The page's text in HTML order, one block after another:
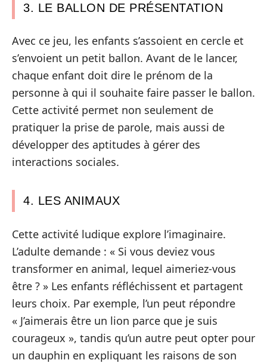
3. LE BALLON DE PRÉSENTATION
Avec ce jeu, les enfants s’assoient en cercle et
s’envoient un petit ballon. Avant de le lancer,
chaque enfant doit dire le prénom de la
personne à qui il souhaite faire passer le ballon.
Cette activité permet non seulement de
pratiquer la prise de parole, mais aussi de
développer des aptitudes à gérer des
interactions sociales.
4. LES ANIMAUX
Cette activité ludique explore l’imaginaire.
L’adulte demande : « Si vous deviez vous
transformer en animal, lequel aimeriez-vous
être ? » Les enfants réfléchissent et partagent
leurs choix. Par exemple, l’un peut répondre
« J’aimerais être un lion parce que je suis
courageux », tandis qu’un autre peut opter pour
un dauphin en expliquant les raisons de son